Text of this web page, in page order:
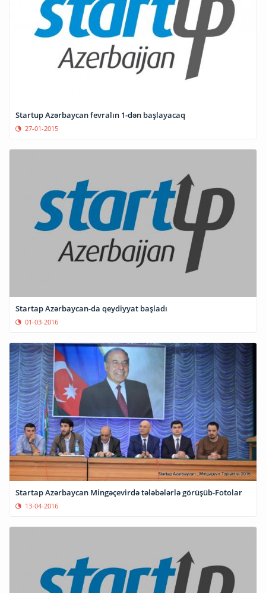
Startup Azərbaycan fevralın 1-dən başlayacaq
27-01-2015
Startap Azərbaycan-da qeydiyyat başladı
01-03-2016
Startap Azərbaycan Mingəçevirdə tələbələrlə görüşüb-Fotolar
13-04-2016